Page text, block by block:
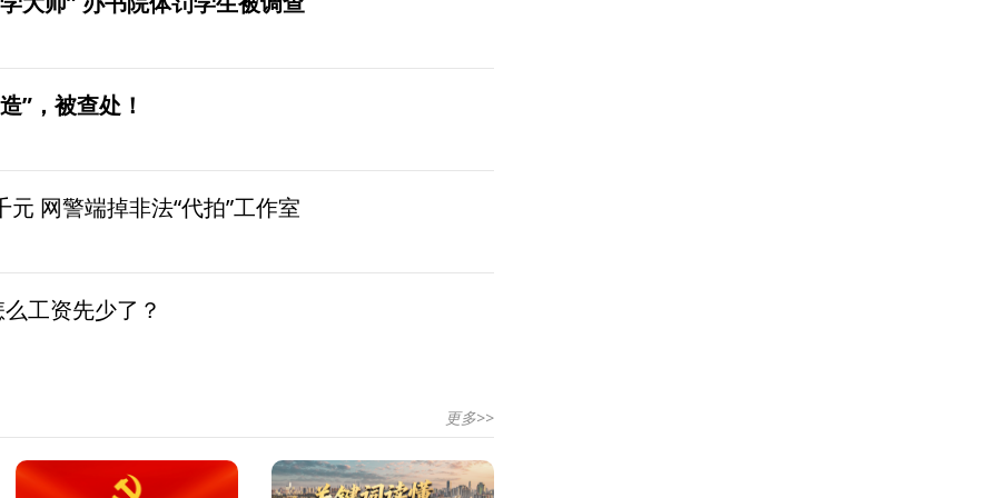
”，被查处！
网警端掉非法“代拍”工作室
工资先少了？
更多>>